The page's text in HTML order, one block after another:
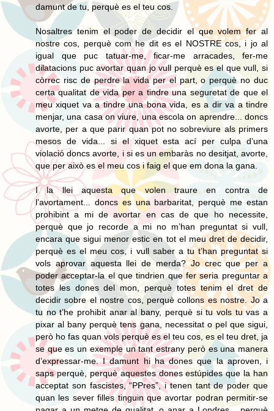
damunt de tu, perquè es el teu cos.
Nosaltres tenim el poder de decidir el que volem fer al
nostre cos, perquè com he dit es el NOSTRE cos, i jo al
igual que puc tatuar-me, ficar-me arracades, fer-me
dilatacions puc avortar quan jo vull perquè es el que vull, si
còrrec risc de perdre la vida per el part, o perquè no duc
certa qualitat de vida per a tindre una seguretat de que el
meu xiquet va a tindre una bona vida, es a dir va a tindre
menjar, una casa on viure, una escola on aprendre... doncs
avorte, per a que parir quan pot no sobreviure als primers
mesos de vida... si el xiquet esta ací per culpa d’una
violació doncs avorte, i si es un embaràs no desitjat, avorte,
que per això es el meu cos i faig el que em dona la gana.
I la llei aquesta que volen traure en contra de
l’avortament... doncs es una barbaritat, perquè me estan
prohibint a mi de avortar en cas de que ho necessite,
perquè que jo recorde a mi no m’han preguntat si vull,
encara que sigui menor estic en tot el meu dret de decidir,
perquè es el meu cos, i vull saber a tu t’han preguntat si
vols aprovar aquesta llei de merda? Jo crec que per a
poder acceptar-la el que tindrien que fer seria preguntar a
totes les dones del mon, perquè totes tenim el dret de
decidir sobre el nostre cos, perquè collons es nostre. Jo a
tu no t’he prohibit anar al bany, perquè si tu vols tu vas a
pixar al bany perquè tens gana, necessitat o pel que sigui,
però ho fas quan vols perquè es el teu cos, es el teu dret, ja
se que es un exemple un tant estrany però es una manera
d’expressar-me. I damunt hi ha dones que la aproven, i
saps perquè, perquè aquestes dones estúpides que la han
acceptat son fascistes, “PPres”, i tenen tant de poder que
quan les sever filles tinguin que avortar podran permitir-se